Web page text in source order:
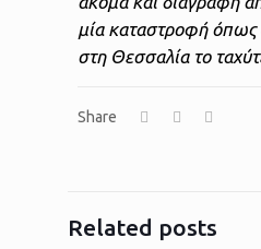
μία καταστροφή όπως
στη Θεσσαλία το
Share
Related posts